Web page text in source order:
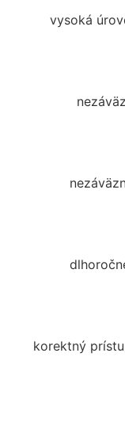
vysoká
korektný